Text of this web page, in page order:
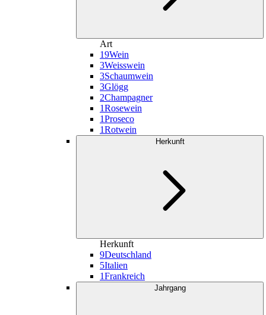
Art
19Wein
3Weisswein
3Schaumwein
3Glögg
2Champagner
1Rosewein
1Proseco
1Rotwein
Herkunft
Herkunft
9Deutschland
5Italien
1Frankreich
Jahrgang